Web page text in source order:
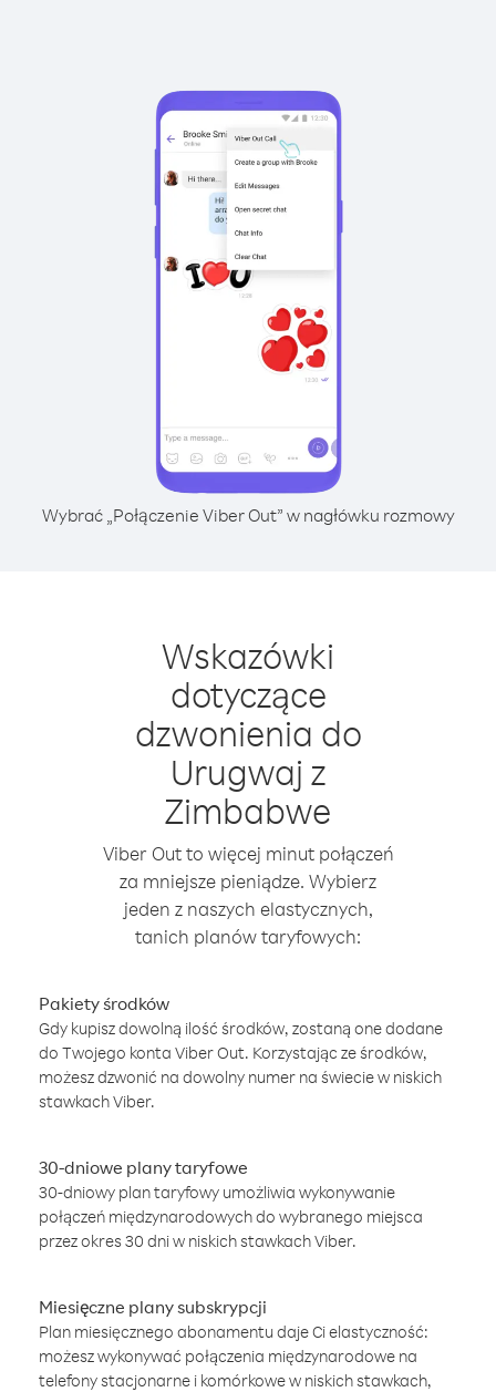
Wybrać „Połączenie Viber Out” w nagłówku rozmowy
Wskazówki
dotyczące
dzwonienia do
Urugwaj z
Zimbabwe
Viber Out to więcej minut połączeń
za mniejsze pieniądze. Wybierz
jeden z naszych elastycznych,
tanich planów taryfowych:
Pakiety środków
Gdy kupisz dowolną ilość środków, zostaną one dodane
do Twojego konta Viber Out. Korzystając ze środków,
możesz dzwonić na dowolny numer na świecie w niskich
stawkach Viber.
30-dniowe plany taryfowe
30-dniowy plan taryfowy umożliwia wykonywanie
połączeń międzynarodowych do wybranego miejsca
przez okres 30 dni w niskich stawkach Viber.
Miesięczne plany subskrypcji
Plan miesięcznego abonamentu daje Ci elastyczność:
możesz wykonywać połączenia międzynarodowe na
telefony stacjonarne i komórkowe w niskich stawkach,